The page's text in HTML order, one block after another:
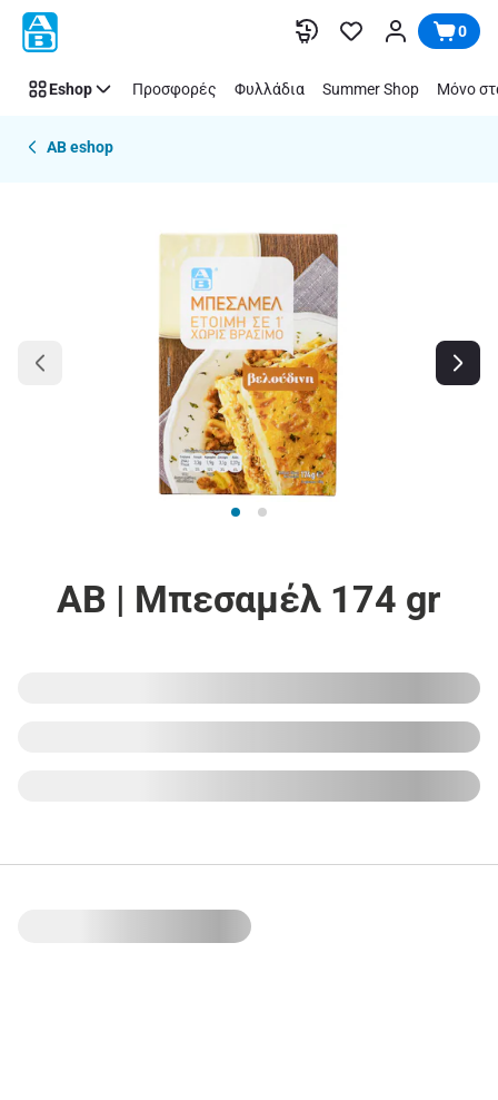
Παράλειψη 0
Eshop Προσφορές Φυλλάδια Summer Shop Μόνο
AB eshop
ΑΒ | Μπεσαμέλ 174 gr